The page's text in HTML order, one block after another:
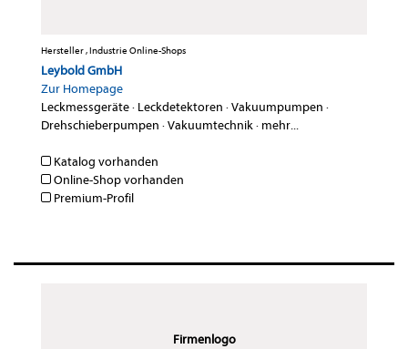
Hersteller , Industrie Online-Shops
Leybold GmbH
Zur Homepage
Leckmessgeräte· Leckdetektoren ·Vakuumpumpen ·
Drehschieberpumpen ·Vakuumtechnik· mehr...
Katalog vorhanden
Online-Shop vorhanden
Premium-Profil
Firmenlogo